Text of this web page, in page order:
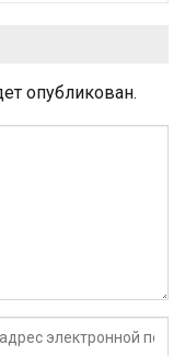
опубликован.